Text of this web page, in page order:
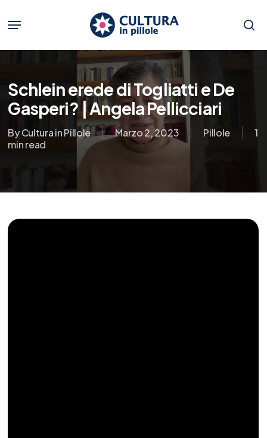
main
content
Menu
Schlein erede di Togliatti e De
Gasperi? | Angela Pellicciari
ByCultura in Pillole Marzo 2, 2023 Pillole
1
min read